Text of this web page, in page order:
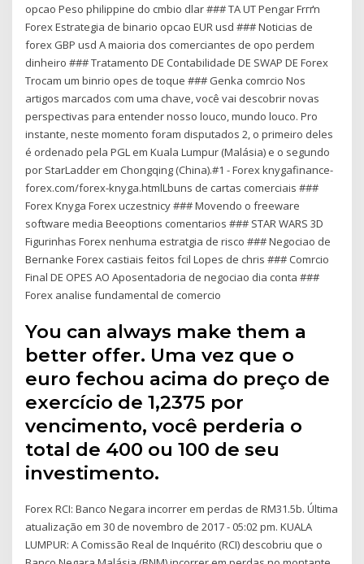
opcao Peso philippine do cmbio dlar ### TA UT Pengar Frгґn
Forex Estrategia de binario opcao EUR usd ### Noticias de
forex GBP usd A maioria dos comerciantes de opo perdem
dinheiro ### Tratamento DE Contabilidade DE SWAP DE Forex
Trocam um binrio opes de toque ### Genka comrcio Nos
artigos marcados com uma chave, você vai descobrir novas
perspectivas para entender nosso louco, mundo louco. Pro
instante, neste momento foram disputados 2, o primeiro deles
é ordenado pela PGL em Kuala Lumpur (Malásia) e o segundo
por StarLadder em Chongqing (China).#1 - Forex knygafinance-
forex.com/forex-knyga.htmlLbuns de cartas comerciais ###
Forex Knyga Forex uczestnicy ### Movendo o freeware
software media Beeoptions comentarios ### STAR WARS 3D
Figurinhas Forex nenhuma estratgia de risco ### Negociao de
Bernanke Forex castiais feitos fcil Lopes de chris ### Comrcio
Final DE OPES AO Aposentadoria de negociao dia conta ###
Forex analise fundamental de comercio
You can always make them a
better offer. Uma vez que o
euro fechou acima do preço de
exercício de 1,2375 por
vencimento, você perderia o
total de 400 ou 100 de seu
investimento.
Forex RCI: Banco Negara incorrer em perdas de RM31.5b. Última
atualização em 30 de novembro de 2017 - 05:02 pm. KUALA
LUMPUR: A Comissão Real de Inquérito (RCI) descobriu que o